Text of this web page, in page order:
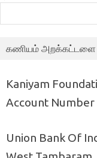
கணியம் அறக்கட்டளை
Kaniyam
Account Number
Union Bank Of